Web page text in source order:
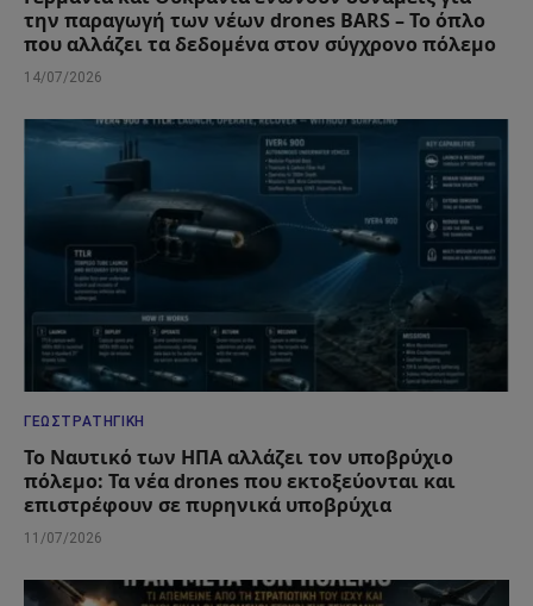
την παραγωγή των νέων drones BARS – Το όπλο
που αλλάζει τα δεδομένα στον σύγχρονο πόλεμο
14/07/2026
ΓΕΩΣΤΡΑΤΗΓΙΚΉ
Το Ναυτικό των ΗΠΑ αλλάζει τον υποβρύχιο
πόλεμο: Τα νέα drones που εκτοξεύονται και
επιστρέφουν σε πυρηνικά υποβρύχια
11/07/2026